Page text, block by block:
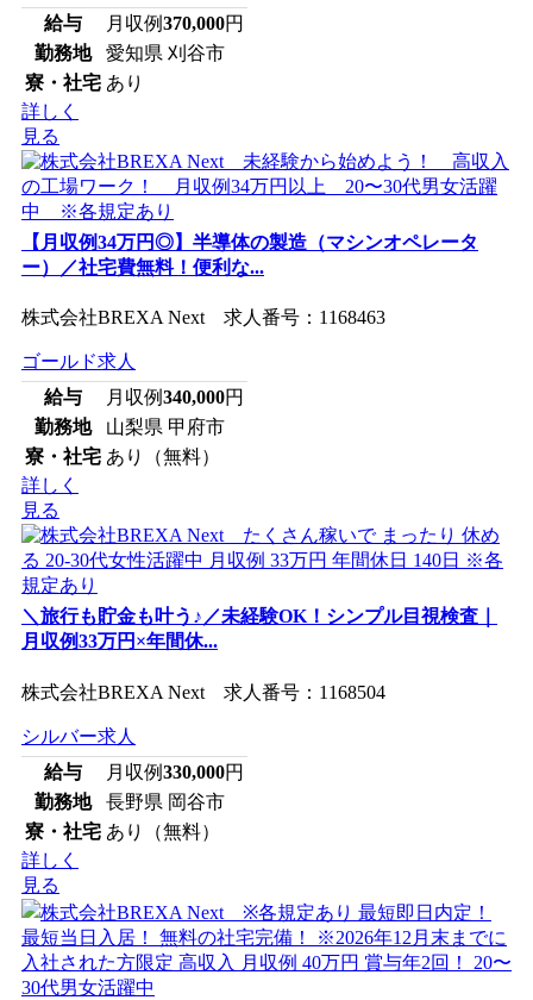
給与
月収例370,000円
勤務地
愛知県 刈谷市
寮・社宅 あり
詳しく
見る
【月収例34万円◎】半導体の製造（マシンオペレータ
ー）／社宅費無料！便利な...
株式会社BREXA Next 求人番号：1168463
ゴールド求人
給与
月収例340,000円
勤務地
山梨県 甲府市
寮・社宅 あり（無料）
詳しく
見る
＼旅行も貯金も叶う♪／未経験OK！シンプル目視検査｜
月収例33万円×年間休...
株式会社BREXA Next 求人番号：1168504
シルバー求人
給与
月収例330,000円
勤務地
長野県 岡谷市
寮・社宅 あり（無料）
詳しく
見る